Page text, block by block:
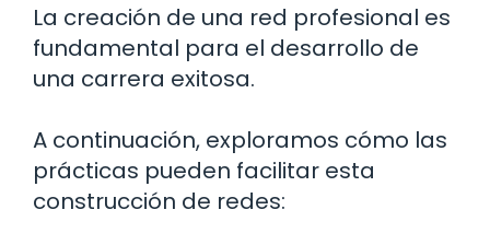
La creación de una red profesional es
fundamental para el desarrollo de
una carrera exitosa.
A continuación, exploramos cómo las
prácticas pueden facilitar esta
construcción de redes: